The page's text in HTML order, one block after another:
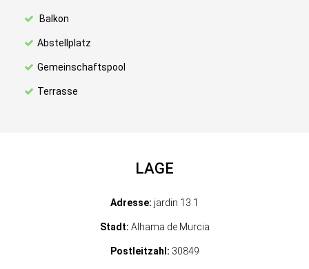
Balkon
Abstellplatz
Gemeinschaftspool
Terrasse
LAGE
Adresse: jardin 13 1
Stadt: Alhama de Murcia
Postleitzahl: 30849